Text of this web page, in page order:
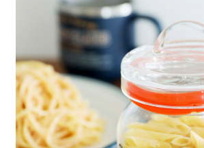
2.透過簡訊連結打開帳單後，可選擇「超商條碼／
帳／街口支付／iPASS MONEY」等通路繳費。
1.本服務係由「台灣大哥大股份有限公司」（以下
用戶於交易時，得透過本服務購買商品或服務，並
買賣價金債權讓與本公司後，依約使用本公司帳單
2.基於同意付款使用「大哥付你分期」之契約關係目
資料（包含姓名、電話或地址）提供予台灣大哥大
由本公司與您本人進行分期帳單所需資料之確認、
3.完整用戶服務條款，請詳閱以下連結：https://
１．於結帳方式選擇「AFTEE先享後付」後，將跳
結帳頁面，進行簡訊認證並確認金額後，即可完成結
２．訂單成立數日內，您將收到繳費通知簡訊。
３．收到繳費通知簡訊後14天內，點擊此簡訊中的
ATM／網路銀行／等多元方式進行付款，方視為交
※ 請注意：結帳手續完成當下不需立刻繳費，但若
購買商品的店家。未經商家同意取消之訂單仍視為有
後付繳納相關費用。
※ 交易是否成功請以「AFTEE先享後付 」之結帳頁
是否繳費成功／繳費後需取消欲退款等相關疑問，
客戶支援中心」https://netprotections.freshdesk.com/
每筆NT$80，滿NT$888(含以上)免運費
7-11 取貨付款
每筆NT$80，滿NT$1,500(含以上)免運費
付款後 7-11取貨
每筆NT$80，滿NT$1,500(含以上)免運費
宅配
每筆NT$80，滿NT$1,500(含以上)免運費